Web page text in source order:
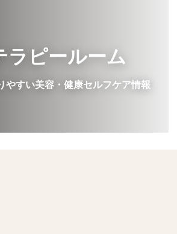
ラピールーム
やすい美容・健康セルフケア情報